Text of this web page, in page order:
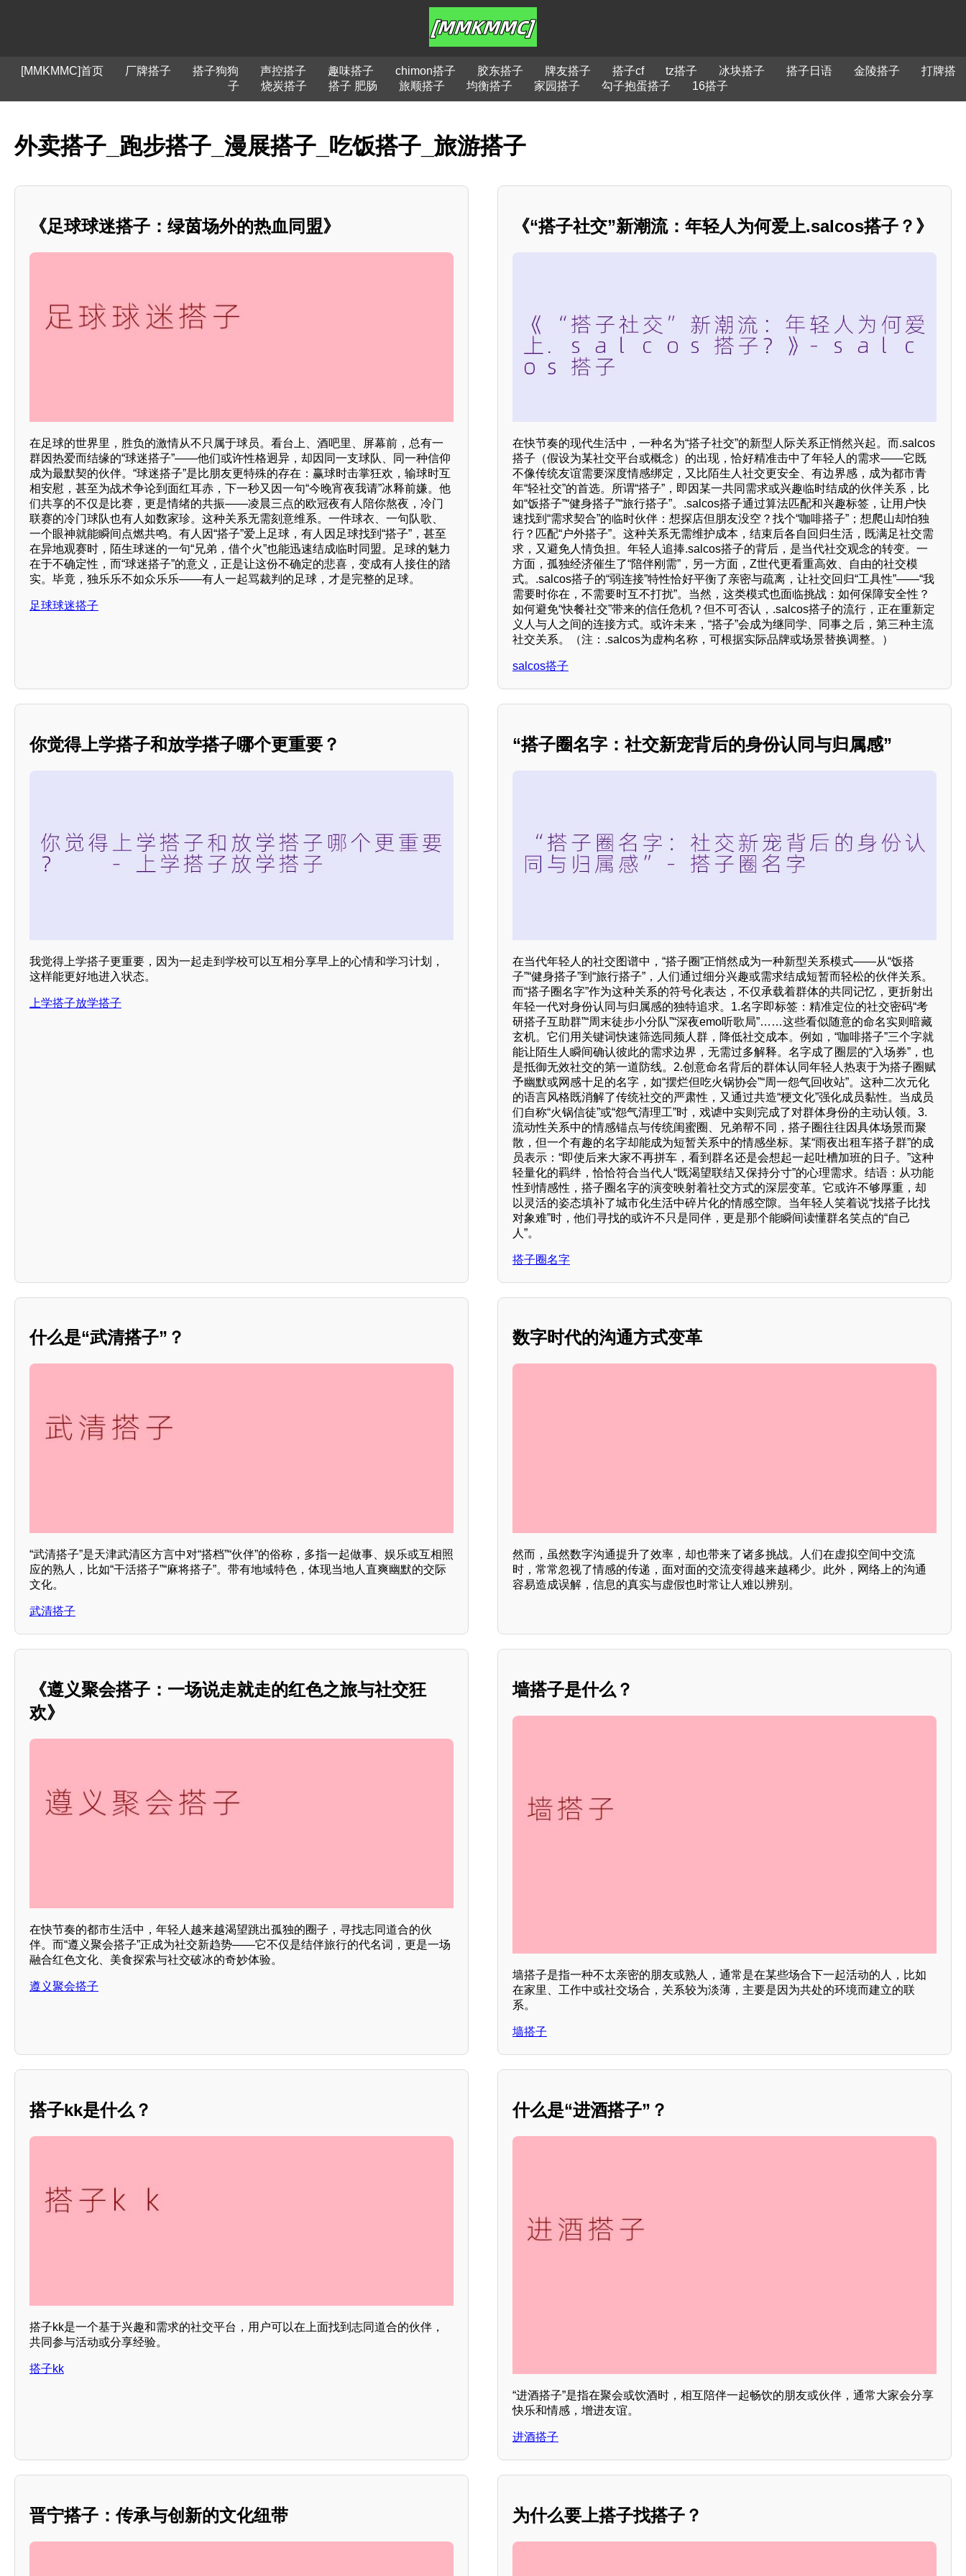
[MMKMMC]首页 厂牌搭子 搭子狗狗 声控搭子 趣味搭子 chimon搭子 胶东搭子 牌友搭子 搭子cf tz搭子 冰块搭子 搭子日语 金陵搭子
打牌搭
子
烧炭搭子 搭子 肥肠 旅顺搭子 均衡搭子 家园搭子 勾子抱蛋搭子 16搭子
外卖搭子_跑步搭子_漫展搭子_吃饭搭子_旅游搭子
《足球球迷搭子：绿茵场外的热血同盟》
在足球的世界里，胜负的激情从不只属于球员。看台上、酒吧里、屏幕前，总有一
群因热爱而结缘的“球迷搭子”——他们或许性格迥异，却因同一支球队、同一种信仰
成为最默契的伙伴。“球迷搭子”是比朋友更特殊的存在：赢球时击掌狂欢，输球时互
相安慰，甚至为战术争论到面红耳赤，下一秒又因一句“今晚宵夜我请”冰释前嫌。他
们共享的不仅是比赛，更是情绪的共振——凌晨三点的欧冠夜有人陪你熬夜，冷门
联赛的冷门球队也有人如数家珍。这种关系无需刻意维系。一件球衣、一句队歌、
一个眼神就能瞬间点燃共鸣。有人因“搭子”爱上足球，有人因足球找到“搭子”，甚至
在异地观赛时，陌生球迷的一句“兄弟，借个火”也能迅速结成临时同盟。足球的魅力
在于不确定性，而“球迷搭子”的意义，正是让这份不确定的悲喜，变成有人接住的踏
实。毕竟，独乐乐不如众乐乐——有人一起骂裁判的足球，才是完整的足球。
足球球迷搭子
《“搭子社交”新潮流：年轻人为何爱上.salcos搭子？》
在快节奏的现代生活中，一种名为“搭子社交”的新型人际关系正悄然兴起。而.salcos
搭子（假设为某社交平台或概念）的出现，恰好精准击中了年轻人的需求——它既
不像传统友谊需要深度情感绑定，又比陌生人社交更安全、有边界感，成为都市青
年“轻社交”的首选。所谓“搭子”，即因某一共同需求或兴趣临时结成的伙伴关系，比
如“饭搭子”“健身搭子”“旅行搭子”。.salcos搭子通过算法匹配和兴趣标签，让用户快
速找到“需求契合”的临时伙伴：想探店但朋友没空？找个“咖啡搭子”；想爬山却怕独
行？匹配“户外搭子”。这种关系无需维护成本，结束后各自回归生活，既满足社交需
求，又避免人情负担。年轻人追捧.salcos搭子的背后，是当代社交观念的转变。一
方面，孤独经济催生了“陪伴刚需”，另一方面，Z世代更看重高效、自由的社交模
式。.salcos搭子的“弱连接”特性恰好平衡了亲密与疏离，让社交回归“工具性”——“我
需要时你在，不需要时互不打扰”。当然，这类模式也面临挑战：如何保障安全性？
如何避免“快餐社交”带来的信任危机？但不可否认，.salcos搭子的流行，正在重新定
义人与人之间的连接方式。或许未来，“搭子”会成为继同学、同事之后，第三种主流
社交关系。（注：.salcos为虚构名称，可根据实际品牌或场景替换调整。）
salcos搭子
你觉得上学搭子和放学搭子哪个更重要？
我觉得上学搭子更重要，因为一起走到学校可以互相分享早上的心情和学习计划，
这样能更好地进入状态。
上学搭子放学搭子
“搭子圈名字：社交新宠背后的身份认同与归属感”
在当代年轻人的社交图谱中，“搭子圈”正悄然成为一种新型关系模式——从“饭搭
子”“健身搭子”到“旅行搭子”，人们通过细分兴趣或需求结成短暂而轻松的伙伴关系。
而“搭子圈名字”作为这种关系的符号化表达，不仅承载着群体的共同记忆，更折射出
年轻一代对身份认同与归属感的独特追求。1.名字即标签：精准定位的社交密码“考
研搭子互助群”“周末徒步小分队”“深夜emo听歌局”……这些看似随意的命名实则暗藏
玄机。它们用关键词快速筛选同频人群，降低社交成本。例如，“咖啡搭子”三个字就
能让陌生人瞬间确认彼此的需求边界，无需过多解释。名字成了圈层的“入场券”，也
是抵御无效社交的第一道防线。2.创意命名背后的群体认同年轻人热衷于为搭子圈赋
予幽默或网感十足的名字，如“摆烂但吃火锅协会”“周一怨气回收站”。这种二次元化
的语言风格既消解了传统社交的严肃性，又通过共造“梗文化”强化成员黏性。当成员
们自称“火锅信徒”或“怨气清理工”时，戏谑中实则完成了对群体身份的主动认领。3.
流动性关系中的情感锚点与传统闺蜜圈、兄弟帮不同，搭子圈往往因具体场景而聚
散，但一个有趣的名字却能成为短暂关系中的情感坐标。某“雨夜出租车搭子群”的成
员表示：“即使后来大家不再拼车，看到群名还是会想起一起吐槽加班的日子。”这种
轻量化的羁绊，恰恰符合当代人“既渴望联结又保持分寸”的心理需求。结语：从功能
性到情感性，搭子圈名字的演变映射着社交方式的深层变革。它或许不够厚重，却
以灵活的姿态填补了城市化生活中碎片化的情感空隙。当年轻人笑着说“找搭子比找
对象难”时，他们寻找的或许不只是同伴，更是那个能瞬间读懂群名笑点的“自己
人”。
搭子圈名字
什么是“武清搭子”？
“武清搭子”是天津武清区方言中对“搭档”“伙伴”的俗称，多指一起做事、娱乐或互相照
应的熟人，比如“干活搭子”“麻将搭子”。带有地域特色，体现当地人直爽幽默的交际
文化。
武清搭子
数字时代的沟通方式变革
然而，虽然数字沟通提升了效率，却也带来了诸多挑战。人们在虚拟空间中交流
时，常常忽视了情感的传递，面对面的交流变得越来越稀少。此外，网络上的沟通
容易造成误解，信息的真实与虚假也时常让人难以辨别。
《遵义聚会搭子：一场说走就走的红色之旅与社交狂
欢》
在快节奏的都市生活中，年轻人越来越渴望跳出孤独的圈子，寻找志同道合的伙
伴。而“遵义聚会搭子”正成为社交新趋势——它不仅是结伴旅行的代名词，更是一场
融合红色文化、美食探索与社交破冰的奇妙体验。
遵义聚会搭子
墙搭子是什么？
墙搭子是指一种不太亲密的朋友或熟人，通常是在某些场合下一起活动的人，比如
在家里、工作中或社交场合，关系较为淡薄，主要是因为共处的环境而建立的联
系。
墙搭子
搭子kk是什么？
搭子kk是一个基于兴趣和需求的社交平台，用户可以在上面找到志同道合的伙伴，
共同参与活动或分享经验。
搭子kk
什么是“进酒搭子”？
“进酒搭子”是指在聚会或饮酒时，相互陪伴一起畅饮的朋友或伙伴，通常大家会分享
快乐和情感，增进友谊。
进酒搭子
晋宁搭子：传承与创新的文化纽带 为什么要上搭子找搭子？